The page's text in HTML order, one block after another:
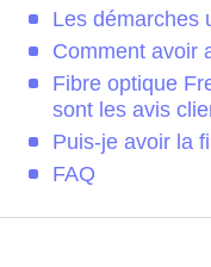
Les démarches
Comment avoir
Fibre optique
sont les avis
Puis-je avoir la
FAQ